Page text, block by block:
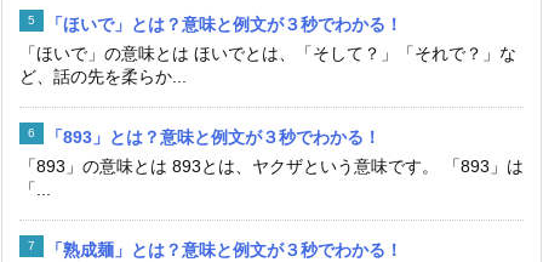
「ほいで」とは？意味と例文が３秒でわかる！
「ほいで」の意味とは ほいでとは、「そして？」「それで？」な
ど、話の先を柔らか...
「893」とは？意味と例文が３秒でわかる！
「893」の意味とは 893とは、ヤクザという意味です。 「893」は
「...
「熟成麺」とは？意味と例文が３秒でわかる！